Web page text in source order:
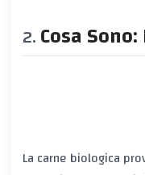
Cosa
La carne biologica